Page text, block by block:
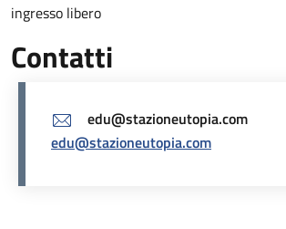
ingresso libero
Contatti
edu@stazioneutopia.com
edu@stazioneutopia.com